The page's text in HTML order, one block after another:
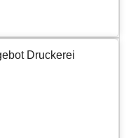
Druckerei